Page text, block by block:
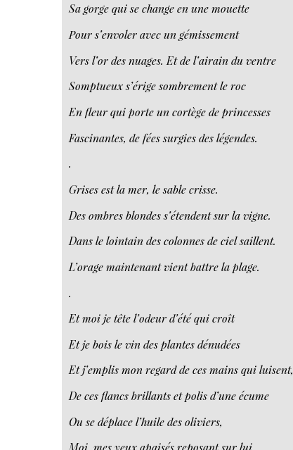
Sa gorge qui se change en une mouette
Pour s’envoler avec un gémissement
Vers l’or des nuages. Et de l’airain du ventre
Somptueux s’érige sombrement le roc
En fleur qui porte un cortège de princesses
Fascinantes, de fées surgies des légendes.
.
Grises est la mer, le sable crisse.
Des ombres blondes s’étendent sur la vigne.
Dans le lointain des colonnes de ciel saillent.
L’orage maintenant vient battre la plage.
.
Et moi je tête l’odeur d’été qui croît
Et je bois le vin des plantes dénudées
Et j’emplis mon regard de ces mains qui luisent,
De ces flancs brillants et polis d’une écume
Ou se déplace l’huile des oliviers,